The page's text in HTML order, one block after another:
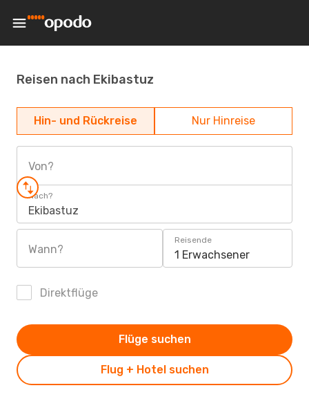
Reisen nach Ekibastuz
Hin- und Rückreise Nur Hinreise
Von?
Nach?
Ekibastuz
Wann?
Reisende
1 Erwachsener
Direktflüge
Flug + Hotel suchen
Flüge suchen